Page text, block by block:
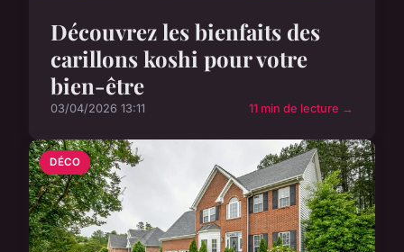
Découvrez les bienfaits des
carillons koshi pour votre
bien-être
03/04/2026 13:11 11 min de lecture →
DÉCO